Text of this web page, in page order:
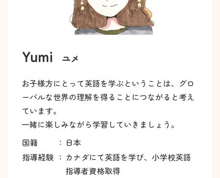
Yumi ユメ
お子様方にとって英語を学ぶということは、グロ
ーバルな世界の理解を得ることにつながると考え
ています。
一緒に楽しみながら学習していきましょう。
国籍
： 日本
指導経験 ： カナダにて英語を学び、小学校英語
指導者資格取得